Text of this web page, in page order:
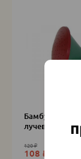
Бамбуковая
лучевая h-
120 ₽
108 ₽